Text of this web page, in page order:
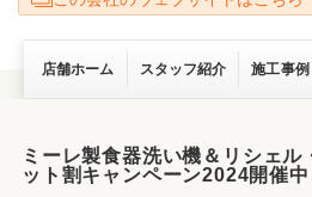
店舗ホーム スタッフ紹介 施工事例
ミーレ製食器洗い機＆リシェル
ット割キャンペーン2024開催中